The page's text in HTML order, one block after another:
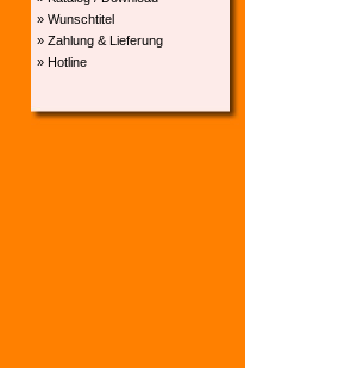
» Wunschtitel
» Zahlung & Lieferung
» Hotline